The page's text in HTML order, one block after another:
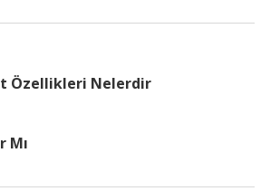
Özellikleri Nelerdir
Mı